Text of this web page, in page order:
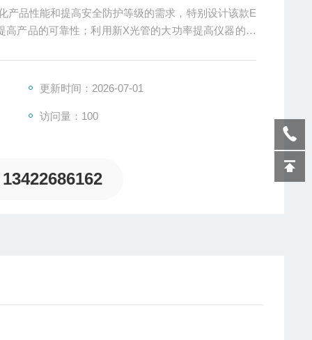
产品性能和提高安全防护等级的需求，特别设计该款E
产品的可靠性；利用新X光管的大功率提高仪器的测
更新时间：2026-07-01
访问量：100
13422686162